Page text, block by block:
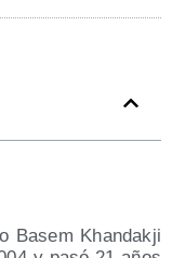
Basem Khan­dak­ji